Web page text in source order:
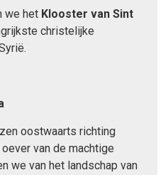
we het Klooster van Sint
christelijke
oostwaarts richting
van de machtige
we van het landschap van